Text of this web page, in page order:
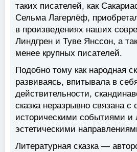
таких писателей, как
Сельма Лагерлёф,
в произведениях наших
Линдгрен и Туве Янссон, а
менее крупных писателей.
Подобно тому как народная
развиваясь, впитывала в
действительности,
сказка неразрывно связана с
историческими событиями и
эстетическими
Литературная сказка —